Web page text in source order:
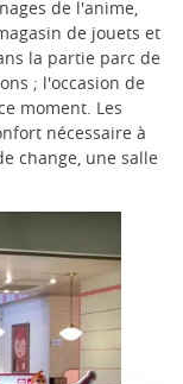
de l'anime,
de jouets et
la partie parc de
; l'occasion de
moment. Les
nécessaire à
change, une salle